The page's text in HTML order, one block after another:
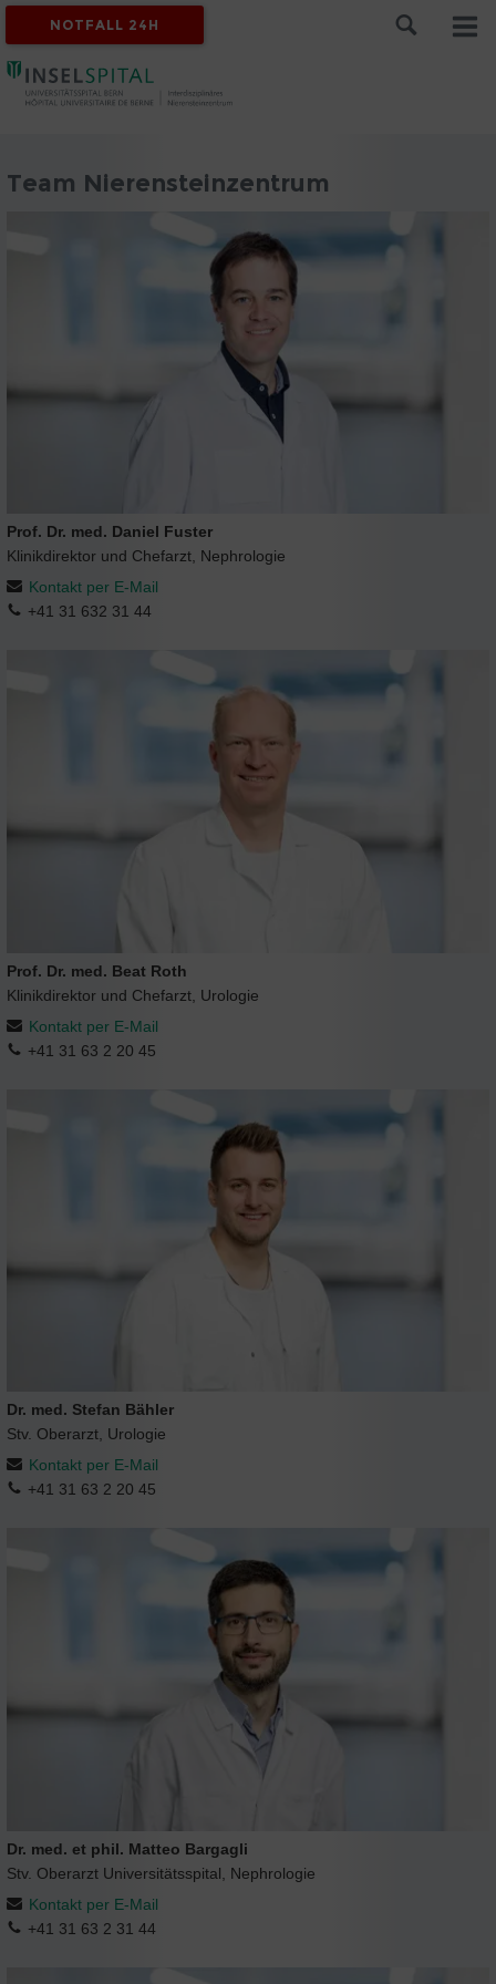
NOTFALL 24H
Team Nierensteinzentrum
Prof. Dr. med. Daniel Fuster
Klinikdirektor und Chefarzt, Nephrologie
Kontakt per E-Mail
+41 31 632 31 44
Prof. Dr. med. Beat Roth
Klinikdirektor und Chefarzt, Urologie
Kontakt per E-Mail
+41 31 63 2 20 45
Dr. med. Stefan Bähler
Stv. Oberarzt, Urologie
Kontakt per E-Mail
+41 31 63 2 20 45
Dr. med. et phil. Matteo Bargagli
Stv. Oberarzt Universitätsspital, Nephrologie
Kontakt per E-Mail
+41 31 63 2 31 44